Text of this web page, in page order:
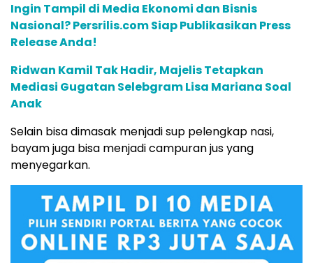
Ingin Tampil di Media Ekonomi dan Bisnis
Nasional? Persrilis.com Siap Publikasikan Press
Release Anda!
Ridwan Kamil Tak Hadir, Majelis Tetapkan
Mediasi Gugatan Selebgram Lisa Mariana Soal
Anak
Selain bisa dimasak menjadi sup pelengkap nasi,
bayam juga bisa menjadi campuran jus yang
menyegarkan.